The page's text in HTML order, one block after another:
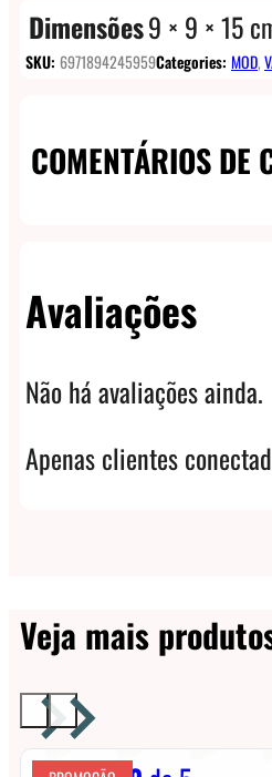
Dimensões9 × 9 × 15
SKU: 6971894245959Categories: MOD,
COMENTÁRIOS DE
Avaliações
Não há avaliações ainda.
Apenas clientes
Veja mais